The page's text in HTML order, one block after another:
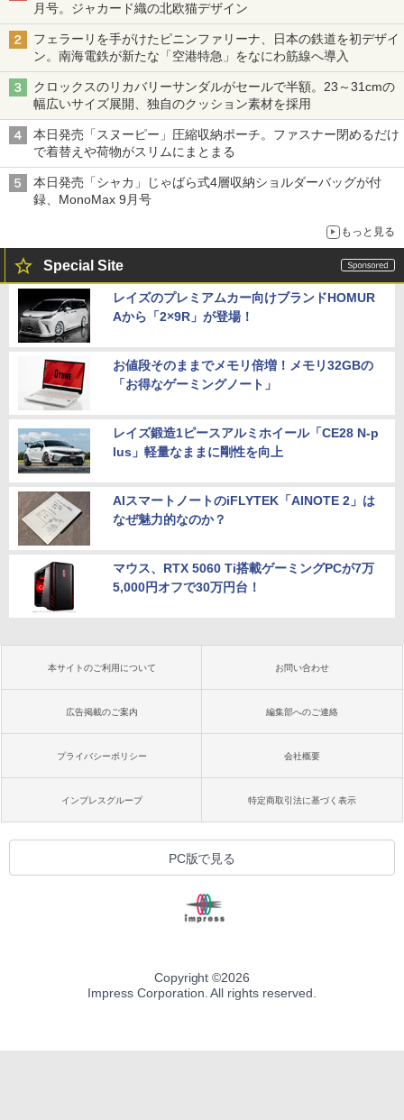
月号。ジャカード織の北欧猫デザイン
フェラーリを手がけたピニンファリーナ、日本の鉄道を初デザイ
ン。南海電鉄が新たな「空港特急」をなにわ筋線へ導入
クロックスのリカバリーサンダルがセールで半額。23～31cmの
幅広いサイズ展開、独自のクッション素材を採用
本日発売「スヌーピー」圧縮収納ポーチ。ファスナー閉めるだけ
で着替えや荷物がスリムにまとまる
本日発売「シャカ」じゃばら式4層収納ショルダーバッグが付
録、MonoMax 9月号
もっと見る
Special Site
レイズのプレミアムカー向けブランドHOMUR
Aから「2×9R」が登場！
お値段そのままでメモリ倍増！メモリ32GBの
「お得なゲーミングノート」
レイズ鍛造1ピースアルミホイール「CE28 N-p
lus」軽量なままに剛性を向上
AIスマートノートのiFLYTEK「AINOTE 2」は
なぜ魅力的なのか？
マウス、RTX 5060 Ti搭載ゲーミングPCが7万
5,000円オフで30万円台！
本サイトのご利用について お問い合わせ
広告掲載のご案内 編集部へのご連絡
プライバシーポリシー 会社概要
インプレスグループ 特定商取引法に基づく表示
PC版で見る
Copyright ©2026
Impress Corporation. All rights reserved.